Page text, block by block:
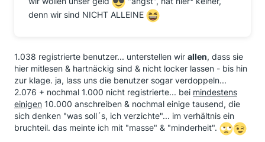
diese werden alle manuell bearbeitet. aktuell sind sie
4 wochen im rückstand. gebühren werden aber nach
ich werde mehr passiv bleiben und mitlesen. sollte
einer von euch etwas von mir wissen wollen oder hilfe
brauchen, so darf er/sie das gerne per pn tun (gibt es
das hier?
)
- j.
denn wir sind NICHT ALLEINE
1.038 registrierte benutzer... unterstellen wir allen, dass sie
hier mitlesen & hartnäckig sind & nicht locker lassen - bis hin
zur klage. ja, lass uns die benutzer sogar verdoppeln...
2.076 + nochmal 1.000 nicht registrierte... bei mindestens
einigen 10.000 anschreiben & nochmal einige tausend, die
sich denken "was soll´s, ich verzichte"... im verhältnis ein
bruchteil. das meinte ich mit "masse" & "minderheit".